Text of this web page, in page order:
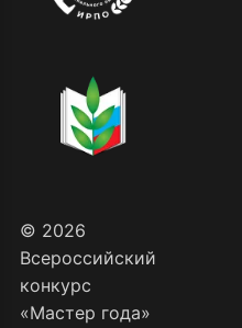
© 2026
Всероссийский
конкурс
«Мастер года»